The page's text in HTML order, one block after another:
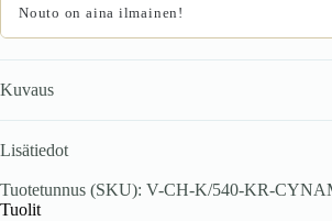
Nouto on aina ilmainen!
Kuvaus
Lisätiedot
Tuotetunnus (SKU): V-CH-K/540-KR-
Tuolit